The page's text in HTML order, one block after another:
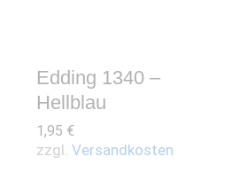
Edding 1340 –
Hellblau
1,95 €
zzgl. Versandkosten